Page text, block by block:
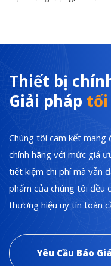
Thiết bị
Giải pháp
Chúng tôi cam kết mang
chính hãng với mức giá
tiết kiệm chi phí mà vẫn
phẩm của chúng tôi đều
thương hiệu uy tín toàn
Yêu Cầu Báo Giá